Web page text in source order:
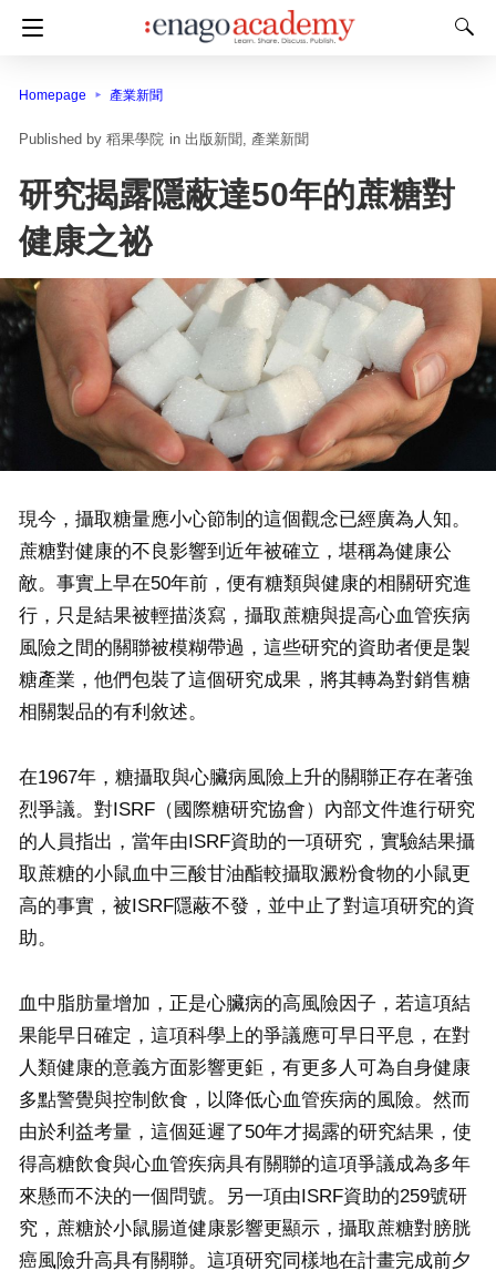
Homepage 產業新聞
稻果學院 in 出版新聞 產業新聞
研究揭露隱蔽達50年的蔗糖對
健康之祕
現今，攝取糖量應小心節制的這個觀念已經廣為人知。
蔗糖對健康的不良影響到近年被確立，堪稱為健康公
敵。事實上早在50年前，便有糖類與健康的相關研究進
行，只是結果被輕描淡寫，攝取蔗糖與提高心血管疾病
風險之間的關聯被模糊帶過，這些研究的資助者便是製
糖產業，他們包裝了這個研究成果，將其轉為對銷售糖
相關製品的有利敘述。
在1967年，糖攝取與心臟病風險上升的關聯正存在著強
烈爭議。對ISRF（國際糖研究協會）內部文件進行研究
的人員指出，當年由ISRF資助的一項研究，實驗結果攝
取蔗糖的小鼠血中三酸甘油酯較攝取澱粉食物的小鼠更
高的事實，被ISRF隱蔽不發，並中止了對這項研究的資
助。
血中脂肪量增加，正是心臟病的高風險因子，若這項結
果能早日確定，這項科學上的爭議應可早日平息，在對
人類健康的意義方面影響更鉅，有更多人可為自身健康
多點警覺與控制飲食，以降低心血管疾病的風險。然而
由於利益考量，這個延遲了50年才揭露的研究結果，使
得高糖飲食與心血管疾病具有關聯的這項爭議成為多年
來懸而不決的一個問號。另一項由ISRF資助的259號研
究，蔗糖於小鼠腸道健康影響更顯示，攝取蔗糖對膀胱
癌風險升高具有關聯。這項研究同樣地在計畫完成前夕